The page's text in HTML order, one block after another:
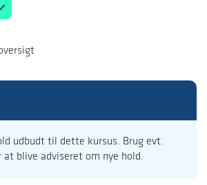
udbudt til dette kursus. Brug evt.
at blive adviseret om nye hold.